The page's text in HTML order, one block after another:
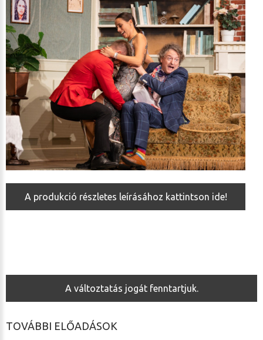
A produkció részletes leírásához kattintson ide!
A változtatás jogát fenntartjuk.
TOVÁBBI ELŐADÁSOK